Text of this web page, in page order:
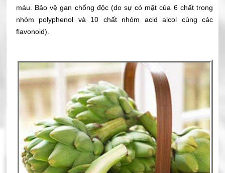
máu. Bảo vệ gan chống độc (do sự có mặt của 6 chất trong
nhóm polyphenol và 10 chất nhóm acid alcol cùng các
flavonoid).